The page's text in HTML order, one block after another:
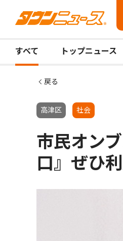
すべて トップニュース
戻る
高津区 社会
市民オン
口』ぜひ利